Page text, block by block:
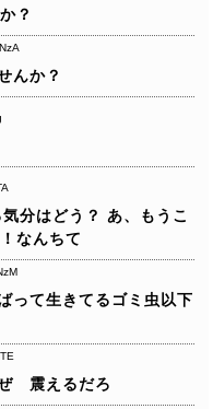
？
んか？
分はどう？
あ、もうこ
なんちて
って生きてるゴミ虫以下
震えるだろ